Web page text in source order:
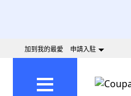
加到我的最愛 申請入駐